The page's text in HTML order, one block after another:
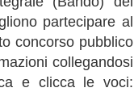
partecipare al
concorso pubblico
collegandosi
e clicca le voci: